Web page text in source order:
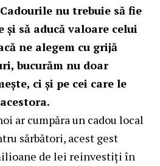
nu trebuie să fie
și să aducă valoare celui
ne alegem cu grijă
bucurăm nu doar
ci și pe cei care le
ar cumpăra un cadou local
sărbători, acest gest
de lei reinvestiți în